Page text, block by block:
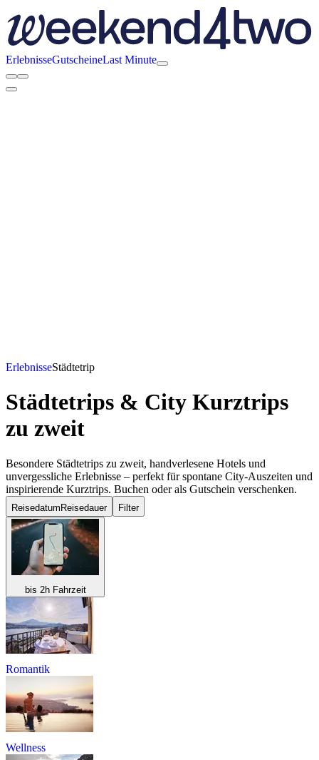
ErlebnisseGutscheineLast Minute
ErlebnisseStädtetrip
Städtetrips & City Kurztrips
zu zweit
Besondere Städtetrips zu zweit, handverlesene Hotels und
unvergessliche Erlebnisse – perfekt für spontane City-Auszeiten und
inspirierende Kurztrips. Buchen oder als Gutschein verschenken.
Reisedatum Reisedauer Filter
bis 2h Fahrzeit
Romantik
Wellness